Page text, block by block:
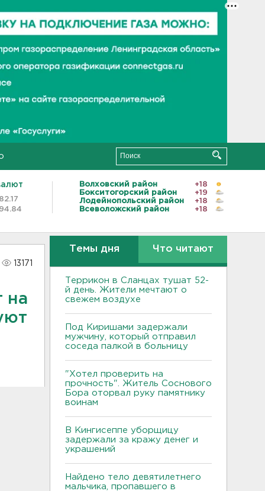
82.17
94.84
Волховский район
+18
Бокситогорский район
+19
Лодейнопольский район
+18
Всеволожский район
+18
13171
на
Темы дня Что читают
Террикон в Сланцах тушат 52-
й день. Жители мечтают о
свежем воздухе
Под Киришами задержали
мужчину, который отправил
соседа палкой в больницу
"Хотел проверить на
прочность". Житель Соснового
Бора оторвал руку памятнику
воинам
В Кингисеппе уборщицу
задержали за кражу денег и
украшений
Найдено тело девятилетнего
мальчика, пропавшего в